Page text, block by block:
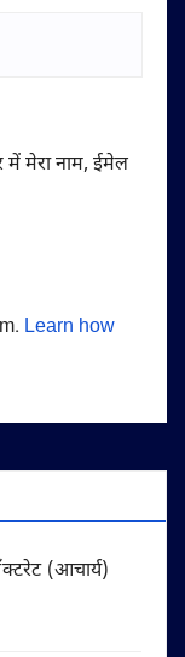
में मेरा नाम, ईमेल
Learn how
(आचार्य)